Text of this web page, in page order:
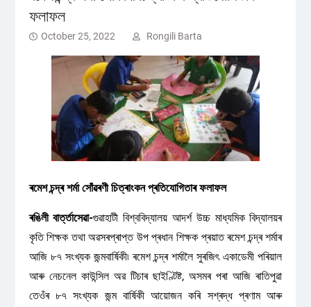
ফলাফল
October 25, 2022 Rongili Barta
ৰমেশ চন্দ্ৰ শৰ্মা সোঁৱৰণী চিত্ৰাংকন প্ৰতিযোগিতাৰ ফলাফল
ৰঙিলী বাৰ্ত্তাসেৱা-গুৱাহাটী বিশ্ববিদ্যালয় আদৰ্শ উচ্চ মাধ্যমিক বিদ্যালয়ৰ
কৃতি শিক্ষক তথা অৱসৰপ্ৰাপ্ত উপ প্ৰধান শিক্ষক প্ৰয়াত ৰমেশ চন্দ্ৰ শৰ্মাৰ
আজি ৮৭ সংখ্যক জন্মবাৰ্ষিকী৷ ৰমেশ চন্দ্ৰ শৰ্মালৈ সুৰজিৎ একাডেমী পৰিয়াল
আৰু নেচনেল কাউন্সিল অৱ টিচাৰ ছাইণ্টিষ্ট, অসমৰ পৰা আজি ৰাতিপুৱা
তেওঁৰ ৮৭ সংখ্যক জন্ম বাৰ্ষিকী আয়োজন কৰি সশ্ৰদ্ধ প্ৰণাম আৰু